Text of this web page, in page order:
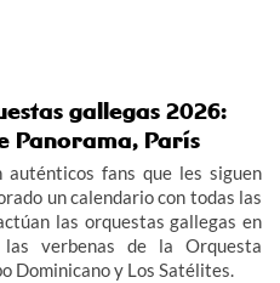
gallegas 2026:
Panorama, París
auténticos fans que les siguen
un calendario con todas las
las orquestas gallegas en
verbenas de la Orquesta
Dominicano y Los Satélites.